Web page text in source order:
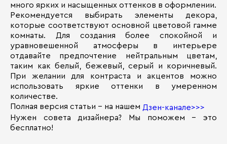
много ярких и насыщенных оттенков в оформлении.
Рекомендуется выбирать элементы декора,
которые соответствуют основной цветовой гамме
комнаты. Для создания более спокойной и
уравновешенной атмосферы в интерьере
отдавайте предпочтение нейтральным цветам,
таким как белый, бежевый, серый и коричневый.
При желании для контраста и акцентов можно
использовать яркие оттенки в умеренном
количестве.
Полная версия статьи – на нашем Дзен-канале>>>
Нужен совета дизайнера? Мы поможем - это
бесплатно!